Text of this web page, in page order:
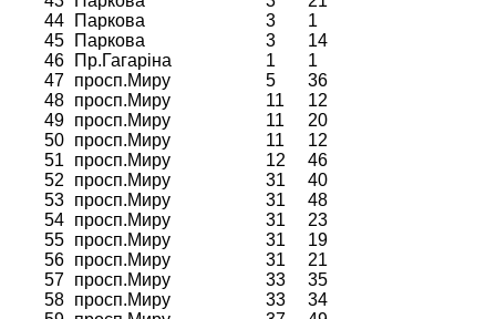
44
Паркова 3
1
45
Паркова 3
14
46
Пр.Гагаріна 1
1
47 просп.Миру 5
36
48 просп.Миру 11
12
49 просп.Миру 11
20
50 просп.Миру 11
12
51
просп.Миру 12
46
52
просп.Миру 31
40
53 просп.Миру 31
48
54 просп.Миру 31
23
55 просп.Миру 31
19
56 просп.Миру 31
21
57 просп.Миру 33
35
58 просп.Миру 33
34